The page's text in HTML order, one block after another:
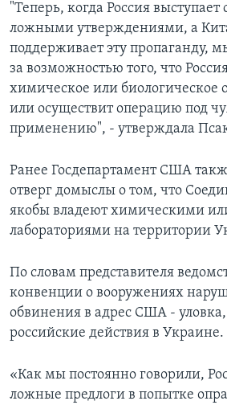
"Теперь, когда Россия
ложными утверждениями, а
поддерживает эту пропаганду,
за возможностью того, что
химическое или биологическое
или осуществит операцию под
применению", - утверждала
Ранее Госдепартамент США
отверг домыслы о том, что
якобы владеют химическими
лабораториями на территории
По словам представителя
конвенции о вооружениях
обвинения в адрес США -
российские действия в Украине.
«Как мы постоянно говорили,
ложные предлоги в попытке